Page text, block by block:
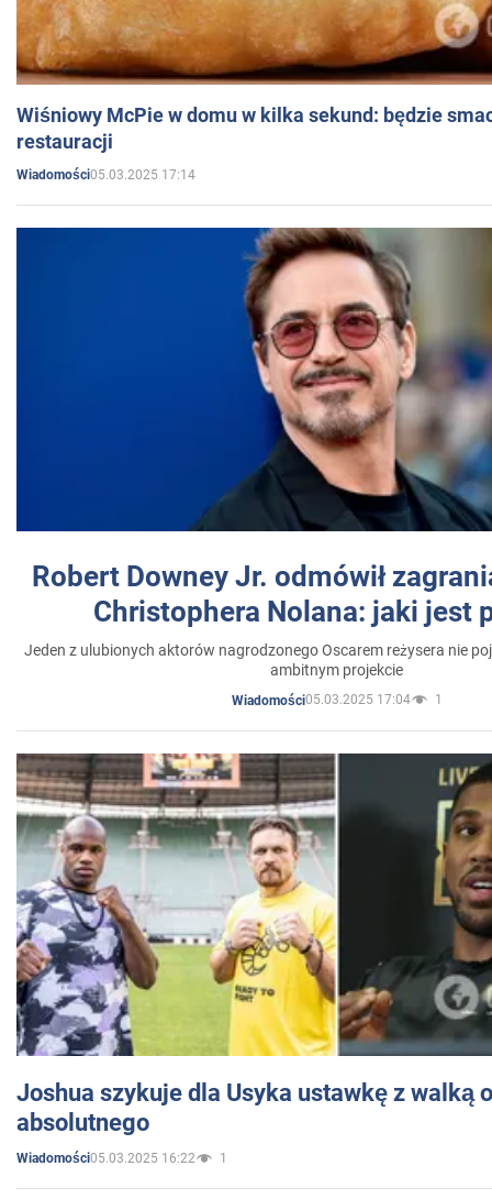
Wiśniowy McPie w domu w kilka sekund: będzie
restauracji
Wiadomości05.03.2025 17:14
Robert Downey Jr. odmówił
Christophera Nolana: jaki jest
Jeden z ulubionych aktorów nagrodzonego Oscarem reżysera nie
ambitnym projekcie
Wiadomości05.03.2025 17:04 1
Joshua szykuje dla Usyka ustawkę z walką
absolutnego
Wiadomości05.03.2025 16:22 1